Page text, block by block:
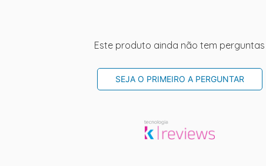
Este produto ainda não tem perguntas
SEJA O PRIMEIRO A PERGUNTAR